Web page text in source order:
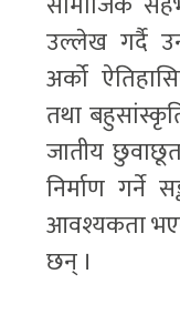
उल्लेख गर्दै
अर्को
तथा
जातीय
निर्माण
आवश्यकता
छन् ।